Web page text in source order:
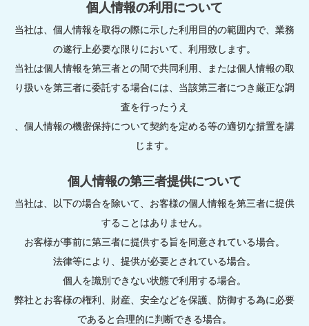
個人情報の利用について
当社は、個人情報を取得の際に示した利用目的の範囲内で、業務
の遂行上必要な限りにおいて、利用致します。
当社は個人情報を第三者との間で共同利用、または個人情報の取
り扱いを第三者に委託する場合には、当該第三者につき厳正な調
査を行ったうえ
、個人情報の機密保持について契約を定める等の適切な措置を講
じます。
個人情報の第三者提供について
当社は、以下の場合を除いて、お客様の個人情報を第三者に提供
することはありません。
お客様が事前に第三者に提供する旨を同意されている場合。
法律等により、提供が必要とされている場合。
個人を識別できない状態で利用する場合。
弊社とお客様の権利、財産、安全などを保護、防御する為に必要
であると合理的に判断できる場合。